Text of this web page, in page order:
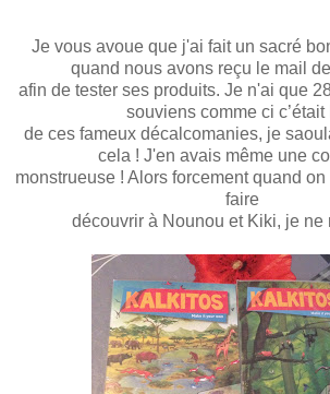
Je vous avoue que j'ai fait un sacré
quand nous avons reçu le mail
afin de tester ses produits. Je n'ai que
souviens comme ci c’était
de ces fameux décalcomanies, je
cela ! J'en avais même une
monstrueuse ! Alors forcement quand
faire
découvrir à Nounou et Kiki, je ne